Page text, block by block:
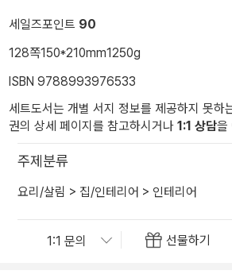
세일즈포인트 90
128쪽150*210mm1250g
ISBN 9788993976533
세트도서는 개별 서지 정보를 제공하지 못하
권의 상세 페이지를 참고하시거나 1:1 상담을
주제분류
요리/살림 > 집/인테리어 > 인테리어
선물하기